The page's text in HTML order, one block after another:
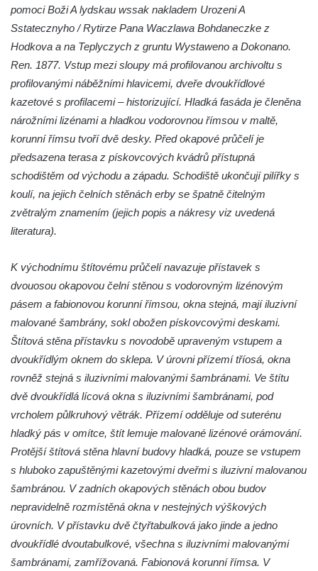
Zámek Horní Police
Zámek Felixburg, obec Rašovice
Zámek Cebiv
Zámek Rabštejn nad Střelou
Zámek Bezdružice
Zámek Javorná
Hrad a zámek Vartenberk ve Stráži pod
Zámek Doksy
Zámek Jílové
Zámek Pachtů z Rájova v Jablonném v
Podještědí
Zámek Starý Hrozňatov (hrad Kingsberg)
Zámek Sokolov (Falkenau)
Zámek Jindřichovice
Zámek Přerov nad Labem
pomoci Boži A lydskau wssak nakladem Urozeni A
Sstatecznyho / Rytirze Pana Waczlawa Bohdaneczke z
Hodkova a na Teplyczych z gruntu Wystaweno a Dokonano.
Ren. 1877. Vstup mezi sloupy má profilovanou archivoltu s
profilovanými náběžními hlavicemi, dveře dvoukřídlové
kazetové s profilacemi – historizující. Hladká fasáda je členěna
nárožními lizénami a hladkou vodorovnou římsou v maltě,
korunní římsu tvoří dvě desky. Před okapové průčelí je
předsazena terasa z pískovcových kvádrů přístupná
schodištěm od východu a západu. Schodiště ukončují pilířky s
koulí, na jejich čelních stěnách erby se špatně čitelným
zvětralým znamením (jejich popis a nákresy viz uvedená
literatura).
K východnímu štítovému průčelí navazuje přístavek s
dvouosou okapovou čelní stěnou s vodorovným lizénovým
pásem a fabionovou korunní římsou, okna stejná, mají iluzivní
malované šambrány, sokl obožen pískovcovými deskami.
Štítová stěna přístavku s novodobě upraveným vstupem a
dvoukřídlým oknem do sklepa. V úrovni přízemí tříosá, okna
rovněž stejná s iluzivními malovanými šambránami. Ve štítu
dvě dvoukřídlá lícová okna s iluzivními šambránami, pod
vrcholem půlkruhový větrák. Přízemí odděluje od suterénu
hladký pás v omítce, štít lemuje malované lizénové orámování.
Protější štítová stěna hlavní budovy hladká, pouze se vstupem
s hluboko zapuštěnými kazetovými dveřmi s iluzivní malovanou
šambránou. V zadních okapových stěnách obou budov
nepravidelně rozmístěná okna v nestejných výškových
úrovních. V přístavku dvě čtyřtabulková jako jinde a jedno
dvoukřídlé dvoutabulkové, všechna s iluzivními malovanými
šambránami, zamřížovaná. Fabionová korunní římsa. V